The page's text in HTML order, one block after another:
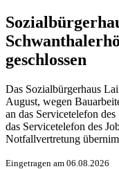
geschlossen
Das Sozialbürgerhaus
August, wegen
an das Servicetelefon
das Servicetelefon des
Notfallvertretung
Eingetragen am 06.08.2026